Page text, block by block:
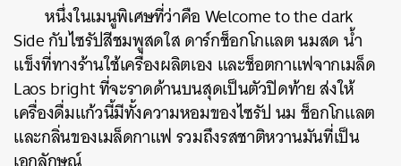
หนึ่งในเมนูพิเศษที่ว่าคือ Welcome to the dark
Side กับไซรัปสีชมพูสดใส ดาร์กช็อกโกแลต นมสด น้ำ
แข็งที่ทางร้านใช้เครื่องผลิตเอง และช็อตกาแฟจากเมล็ด
Laos bright ที่จะราดด้านบนสุดเป็นตัวปิดท้าย ส่งให้
เครื่องดื่มแก้วนี้มีทั้งความหอมของไซรัป นม ช็อกโกแลต
และกลิ่นของเมล็ดกาแฟ รวมถึงรสชาติหวานมันที่เป็น